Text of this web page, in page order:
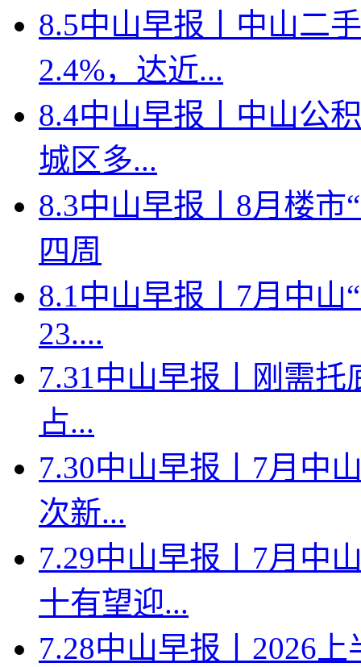
8.5中山早报丨中山二
2.4%，达近...
8.4中山早报丨中山公
城区多...
8.3中山早报丨8月楼市
四周
8.1中山早报丨7月中山
23....
7.31中山早报丨刚需
占...
7.30中山早报丨7月中
次新...
7.29中山早报丨7月中
十有望迎...
7.28中山早报丨2026